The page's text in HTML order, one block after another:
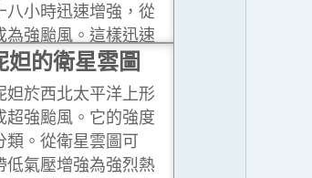
八小時迅速增強，從
為強颱風。這樣迅速
上述熱帶氣旋來說是
讀更多
妲的衛星雲圖
妲於西北太平洋上形
超強颱風。它的強度
類。從衛星雲圖可
低氣壓增強為強烈熱